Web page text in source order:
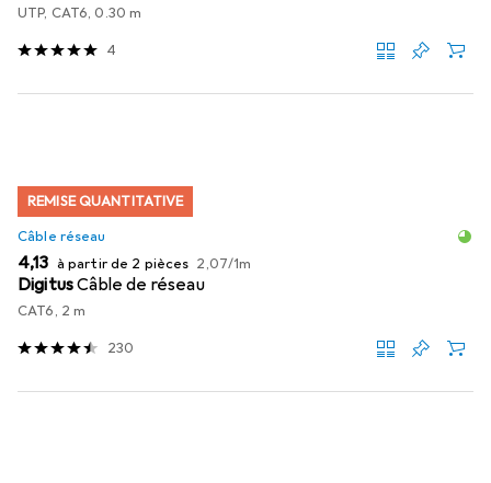
UTP, CAT6, 0.30 m
4
REMISE QUANTITATIVE
Câble réseau
EUR
4,13 à partir de 2 pièces EUR
2,07/1m
DigitusCâble de réseau
CAT6, 2 m
230